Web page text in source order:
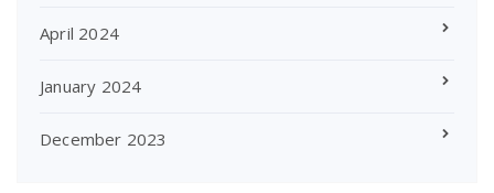
April 2024
January 2024
December 2023